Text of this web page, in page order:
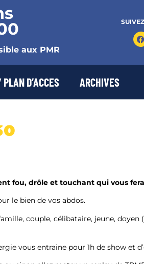
aux PMR
D’ACCES ARCHIVES
fou, drôle et touchant qui vous
le bien de vos abdos.
couple, célibataire, jeune, doyen
vous entraine pour 1h de show et